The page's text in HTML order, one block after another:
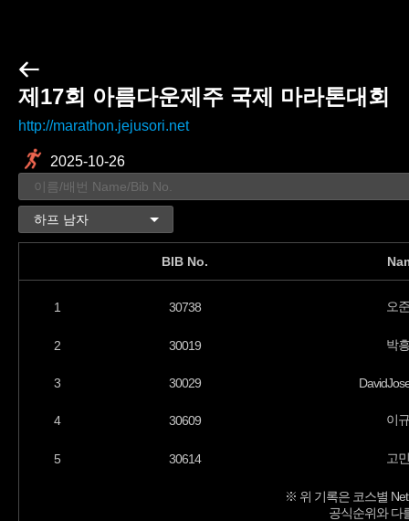
제17회 아름다운제주 국제 마라톤대회
http://marathon.jejusori.net
2025-10-26
BIB No.
1 30738 오
2 30019 박
3 30029
4 30609 이
5 30614 고
※ 위 기록은 코스별
공식순위와 다